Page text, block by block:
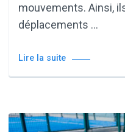
mouvements. Ainsi,
déplacements …
Lire la suite